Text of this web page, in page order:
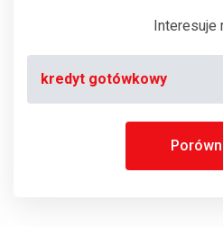
Interesuje
kredyt gotówkowy